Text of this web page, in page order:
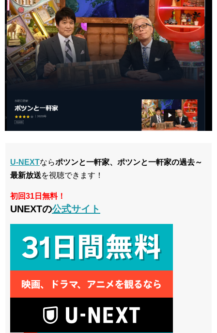
U-NEXTならポツンと一軒家、ポツンと一軒家の過去～
最新放送を視聴できます！
初回31日無料！
UNEXTの公式サイト